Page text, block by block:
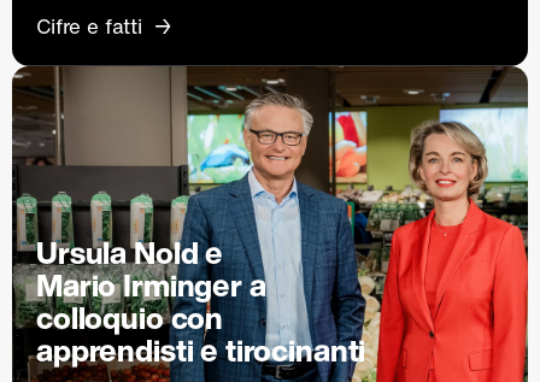
Cifre e fatti
Ursula Nold e
Mario Irminger a
colloquio con
apprendisti e tirocinanti